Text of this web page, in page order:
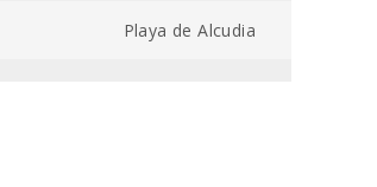
Playa de Alcudia